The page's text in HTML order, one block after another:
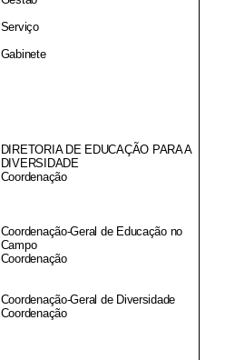
Serviço
Gabinete
DIRETORIA DE EDUCAÇÃO PARA A
DIVERSIDADE
Coordenação
Coordenação-Geral de Educação no
Campo
Coordenação
Coordenação-Geral de Diversidade
Coordenação